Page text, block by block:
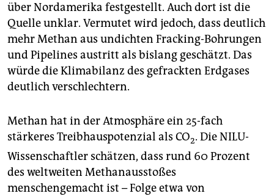
über Nordamerika festgestellt. Auch dort ist die
Quelle unklar. Vermutet wird jedoch, dass deutlich
mehr Methan aus undichten Fracking-Bohrungen
und Pipelines austritt als bislang geschätzt. Das
würde die Klimabilanz des gefrackten Erdgases
deutlich verschlechtern.
Methan hat in der Atmosphäre ein 25-fach
stärkeres Treibhauspotenzial als CO2. Die NILU-
Wissenschaftler schätzen, dass rund 60 Prozent
des weltweiten Methanausstoßes
menschengemacht ist – Folge etwa von